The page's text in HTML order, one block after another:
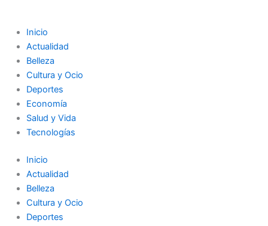
Inicio
Actualidad
Belleza
Cultura y Ocio
Deportes
Economía
Salud y Vida
Tecnologías
Inicio
Actualidad
Belleza
Cultura y Ocio
Deportes